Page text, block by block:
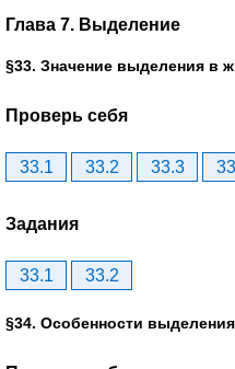
Глава 7. Выделение
§33. Значение выделения в
Проверь себя
33.1 33.2 33.3
Задания
33.1 33.2
§34. Особенности